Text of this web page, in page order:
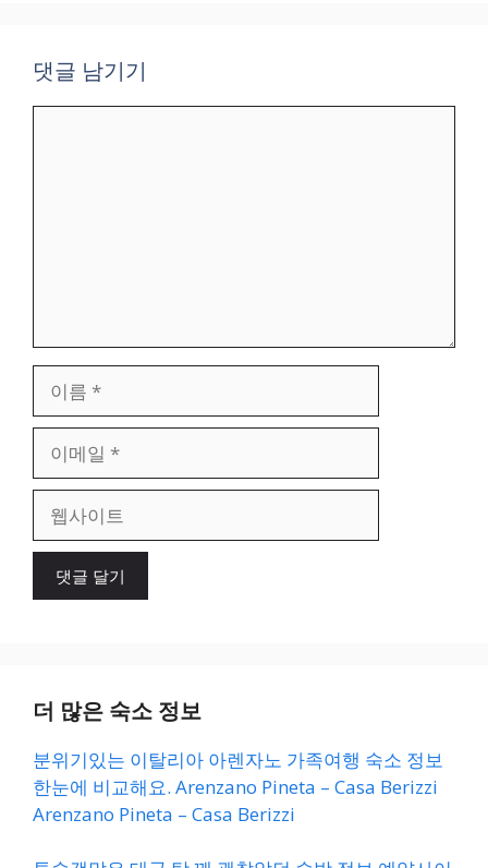
댓글 남기기
일
이
더 많은 숙소 정보
분위기있는 이탈리아 아렌자노 가족여행 숙소 정보
한눈에 비교해요. Arenzano Pineta – Casa Berizzi
Arenzano Pineta – Casa Berizzi